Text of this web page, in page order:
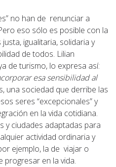
no han de renunciar a
eso sólo es posible con la
igualitaria, solidaria y
de todos. Lilian
de turismo, lo expresa así:
esa sensibilidad al
una sociedad que derribe las
seres “excepcionales” y
en la vida cotidiana.
y ciudades adaptadas para
actividad ordinaria y
ejemplo, la de viajar o
progresar en la vida.